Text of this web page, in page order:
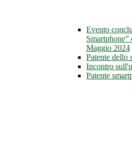
Evento
Smartphone”
Maggio 2024
Patente dello
Incontro
Patente